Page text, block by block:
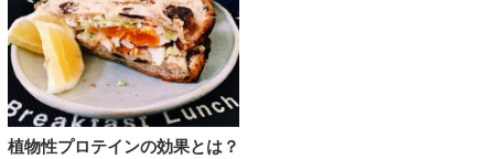
植物性プロテインの効果とは？